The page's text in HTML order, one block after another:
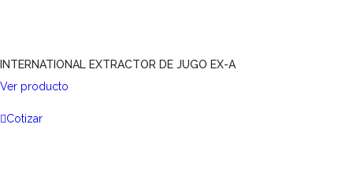
INTERNATIONAL EXTRACTOR DE JUGO EX-A
Ver producto
Cotizar